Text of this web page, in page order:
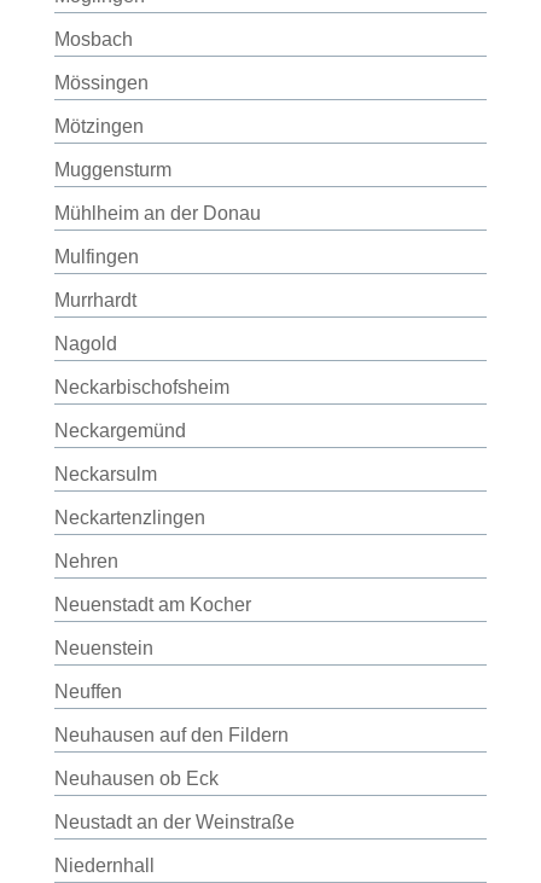
Mosbach
Mössingen
Mötzingen
Muggensturm
Mühlheim an der Donau
Mulfingen
Murrhardt
Nagold
Neckarbischofsheim
Neckargemünd
Neckarsulm
Neckartenzlingen
Nehren
Neuenstadt am Kocher
Neuenstein
Neuffen
Neuhausen auf den Fildern
Neuhausen ob Eck
Neustadt an der Weinstraße
Niedernhall